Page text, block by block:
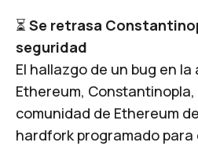
⏳Se retrasa
seguridad
El hallazgo de un bug en
Ethereum, Constantinopla,
comunidad de Ethereum
hardfork programado para